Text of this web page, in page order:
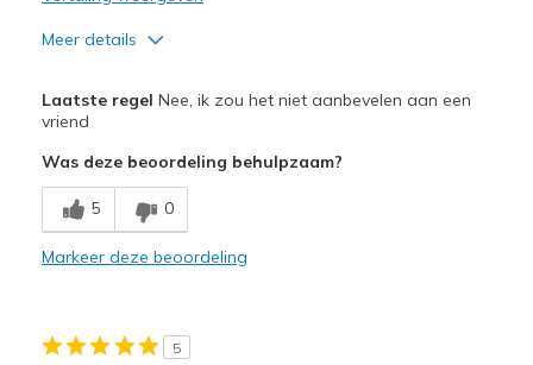
Meer details
Attractive Design
Breathe Well
Durable
Stylish
Casual Wear
Laatste regel Nee, ik zou het niet aanbevelen aan een
vriend
Was deze beoordeling behulpzaam?
5 0
Markeer deze beoordeling
5